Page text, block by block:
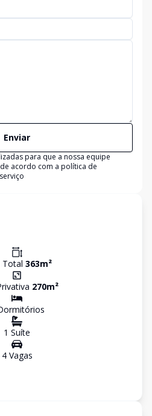
Enviar
para que a nossa equipe
acordo com a política de
Total 363m²
270m²
s
1 Suíte
4Vagas